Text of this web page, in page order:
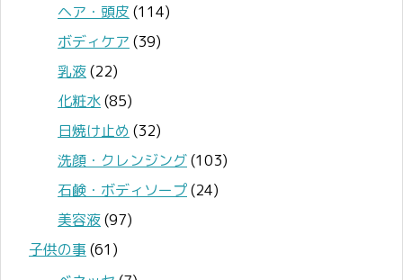
ヘア・頭皮 (114)
ボディケア (39)
乳液(22)
化粧水(85)
日焼け止め (32)
洗顔・クレンジング(103)
石鹸・ボディソープ(24)
美容液(97)
子供の事 (61)